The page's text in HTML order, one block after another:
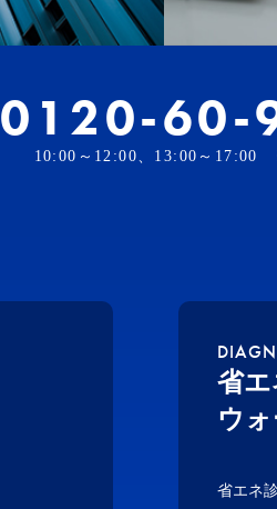
0120-60-
10:00～12:00、13:00～17:00
省
ウ
省エネ